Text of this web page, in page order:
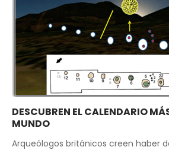
DESCUBREN EL CALENDARIO
MUNDO
Arqueólogos británicos creen haber